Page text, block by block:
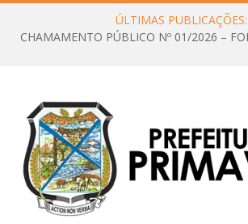
ÚLTIMAS PUBLICAÇÕES: